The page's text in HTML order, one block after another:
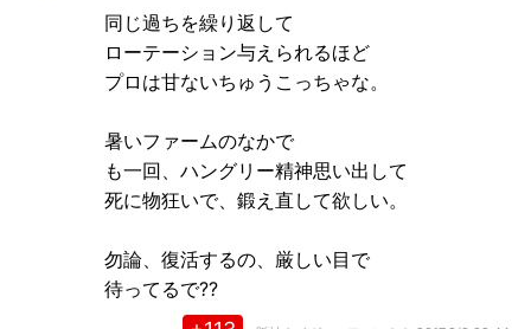
同じ過ちを繰り返して
ローテーション与えられるほど
プロは甘ないちゅうこっちゃな。
暑いファームのなかで
も一回、ハングリー精神思い出して
死に物狂いで、鍛え直して欲しい。
勿論、復活するの、厳しい目で
待ってるで??